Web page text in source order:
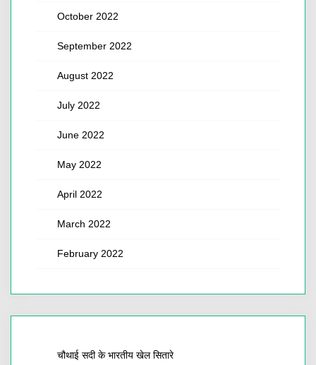
October 2022
September 2022
August 2022
July 2022
June 2022
May 2022
April 2022
March 2022
February 2022
चौथाई सदी के भारतीय खेल सितारे